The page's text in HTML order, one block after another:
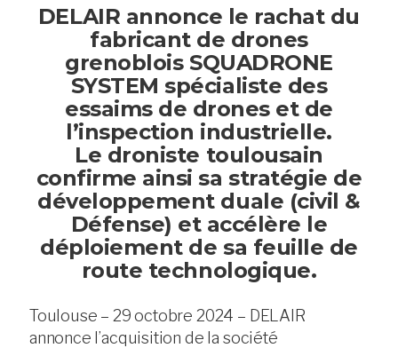
DELAIR annonce le rachat du
fabricant de drones
grenoblois SQUADRONE
SYSTEM spécialiste des
essaims de drones et de
l’inspection industrielle.
Le droniste toulousain
confirme ainsi sa stratégie de
développement duale (civil &
Défense) et accélère le
déploiement de sa feuille de
route technologique.
Toulouse – 29 octobre 2024 – DELAIR
annonce l’acquisition de la société